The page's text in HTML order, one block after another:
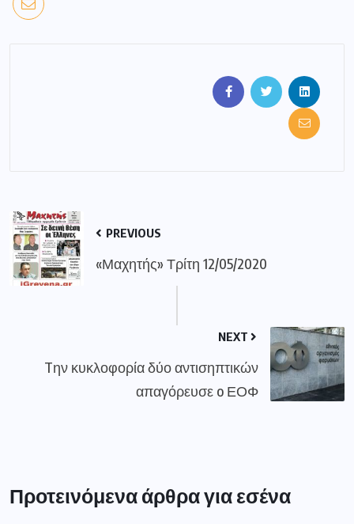
PREVIOUS
«Μαχητής» Τρίτη 12/05/2020
NEXT
Tην κυκλοφορία δύο αντισηπτικών
απαγόρευσε o ΕΟΦ
Προτεινόμενα άρθρα για εσένα